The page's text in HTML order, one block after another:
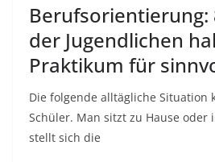
Berufsorientierung:
der Jugendlichen
Praktikum für
Die folgende alltägliche Situation
Schüler. Man sitzt zu Hause oder
stellt sich die